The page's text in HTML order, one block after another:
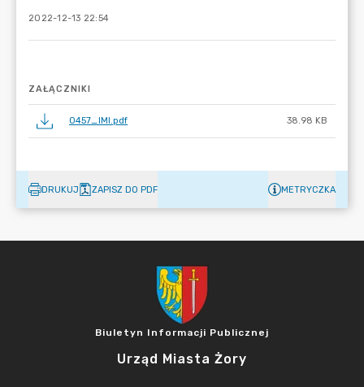
2022-12-13 22:54
ZAŁĄCZNIKI
0457_IMI.pdf 38.98 KB
DRUKUJ ZAPISZ DO PDF METRYCZKA
Biuletyn Informacji Publicznej
Urząd Miasta Żory